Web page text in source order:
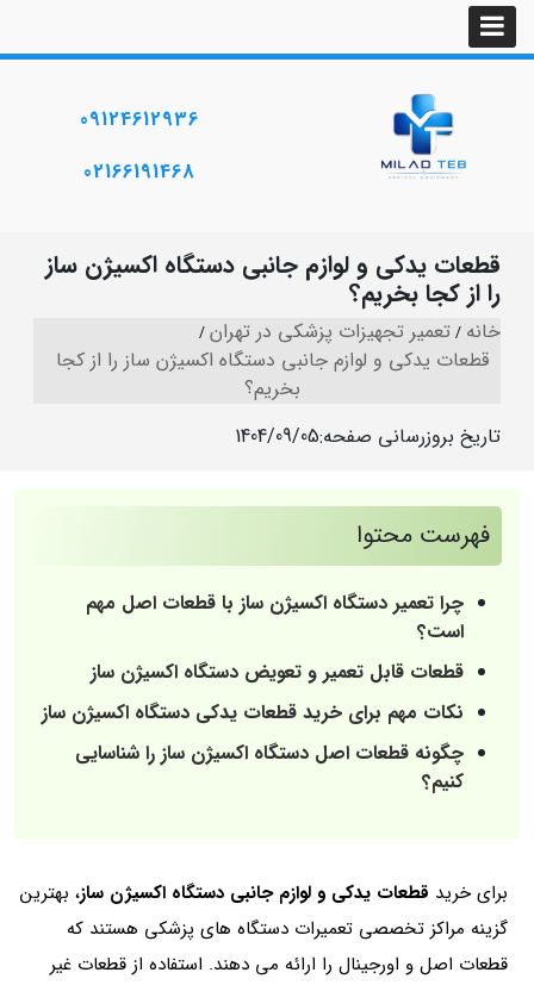
09124612936
02166191468
قطعات یدکی و لوازم جانبی دستگاه اکسیژن ساز
را از کجا بخریم؟
خانه تعمیر تجهیزات پزشکی در تهران
قطعات یدکی و لوازم جانبی دستگاه اکسیژن ساز را از کجا
بخریم؟
تاریخ بروزرسانی صفحه:1404/09/05
فهرست محتوا
چرا تعمیر دستگاه اکسیژن ساز با قطعات اصل مهم
است؟
قطعات قابل تعمیر و تعویض دستگاه اکسیژن ساز
نکات مهم برای خرید قطعات یدکی دستگاه اکسیژن ساز
چگونه قطعات اصل دستگاه اکسیژن ساز را شناسایی
کنیم؟
برای خرید قطعات یدکی و لوازم جانبی دستگاه اکسیژن ساز، بهترین
گزینه‌ مراکز تخصصی تعمیرات دستگاه های پزشکی هستند که
قطعات اصل و اورجینال را ارائه می دهند. استفاده از قطعات غیر